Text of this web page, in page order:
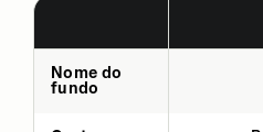
Nome do
fundo